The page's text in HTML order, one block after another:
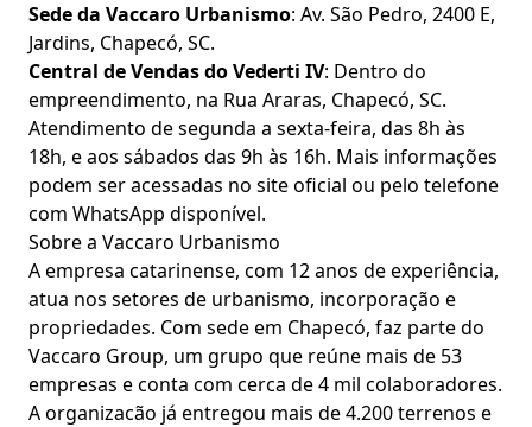
Sede da Vaccaro Urbanismo: Av. São Pedro, 2400 E,
Jardins, Chapecó, SC.
Central de Vendas do Vederti IV: Dentro do
empreendimento, na Rua Araras, Chapecó, SC.
Atendimento de segunda a sexta-feira, das 8h às
18h, e aos sábados das 9h às 16h. Mais informações
podem ser acessadas no site oficial ou pelo telefone
com WhatsApp disponível.
Sobre a Vaccaro Urbanismo
A empresa catarinense, com 12 anos de experiência,
atua nos setores de urbanismo, incorporação e
propriedades. Com sede em Chapecó, faz parte do
Vaccaro Group, um grupo que reúne mais de 53
empresas e conta com cerca de 4 mil colaboradores.
A organizacão já entregou mais de 4.200 terrenos e